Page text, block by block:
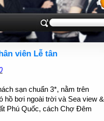
viên Lễ tân
sạn chuẩn 3*, nằm trên
hồ bơi ngoài trời và Sea view &
Phú Quốc, cách Chợ Đêm